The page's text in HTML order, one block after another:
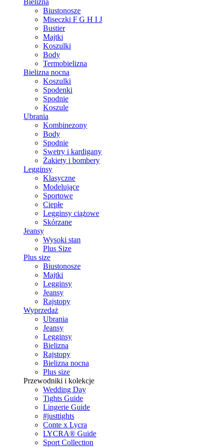
Bielizna
Biustonosze
Miseczki F G H I J
Bustier
Majtki
Koszulki
Body
Termobielizna
Bielizna nocna
Koszulki
Spodenki
Spodnie
Koszule
Ubrania
Kombinezony
Body
Spodnie
Swetry i kardigany
Żakiety i bombery
Legginsy
Klasyczne
Modelujące
Sportowe
Ciepłe
Legginsy ciążowe
Skórzane
Jeansy
Wysoki stan
Plus Size
Plus size
Biustonosze
Majtki
Legginsy
Jeansy
Rajstopy
Wyprzedaż
Ubrania
Jeansy
Legginsy
Bielizna
Rajstopy
Bielizna nocna
Plus size
Przewodniki i kolekcje
Wedding Day
Tights Guide
Lingerie Guide
#justtights
Conte x Lycra
LYCRA® Guide
Sport Сollection